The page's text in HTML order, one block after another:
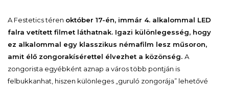
A Festetics téren október 17-én, immár 4. alkalommal LED
falra vetített filmet láthatnak. Igazi különlegesség, hogy
ez alkalommal egy klasszikus némafilm lesz műsoron,
amit élő zongorakísérettel élvezhet a közönség. A
zongorista egyébként aznap a város több pontján is
felbukkanhat, hiszen különleges „guruló zongorája” lehetővé